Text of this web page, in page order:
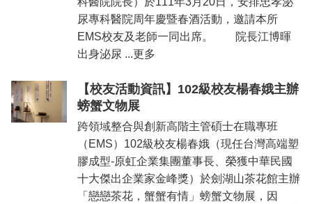
尿專科醫院周年慶暨春酒活動，邀請本所
EMS校友及老師一同出席。 院長江博暉
出身泌尿 ...更多
【校友活動資訊】102級校友楊春娥主辦
螃蟹文物展
跨領域整合與創新高階主管碩士在職專班
（EMS）102級校友楊春娥（現任台灣高端塑
膠成型-原虹企業集團董事長、榮獲中華民國
十大傑出企業家金峰獎）於劍湖山茶花館主辦
「戀戀茶花，蟹蟹有情」螃蟹文物展，因